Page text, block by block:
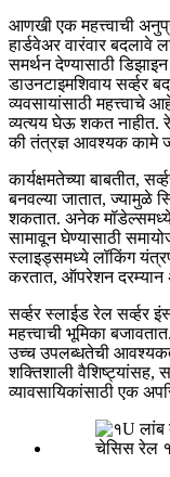
आणखी एक महत्त्वाची
हार्डवेअर वारंवार बदलावे
समर्थन देण्यासाठी
डाउनटाइमशिवाय
व्यवसायांसाठी
व्यत्यय घेऊ शकत नाहीत.
की तंत्रज्ञ आवश्यक कामे
कार्यक्षमतेच्या बाबतीत,
बनवल्या जातात, ज्यामुळे
शकतात. अनेक मॉडेल्समध्ये
सामावून घेण्यासाठी
स्लाइड्समध्ये लॉकिंग
करतात, ऑपरेशन दरम्यान
सर्व्हर स्लाईड रेल सर्व्हर
महत्त्वाची भूमिका
उच्च उपलब्धतेची
शक्तिशाली वैशिष्ट्यांसह,
व्यावसायिकांसाठी एक